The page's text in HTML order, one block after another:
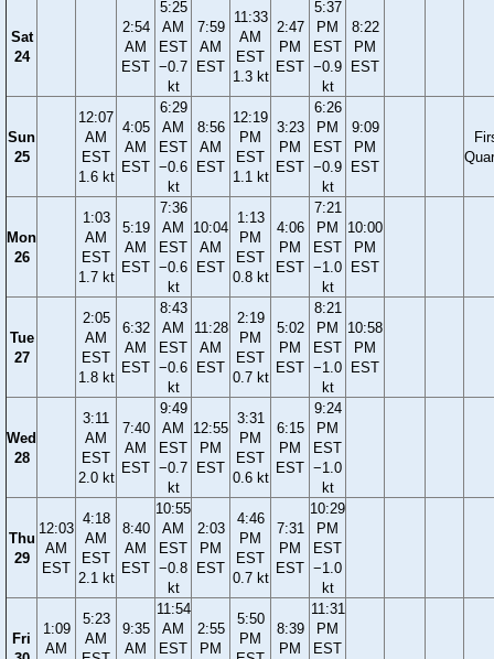
Sat
24
2:54
AM
EST
5:25
AM
EST
−0.7
kt
7:59
AM
EST
11:33
AM
EST
1.3 kt
2:47
PM
EST
5:37
PM
EST
−0.9
kt
8:22
PM
EST
Sun
25
12:07
AM
EST
1.6 kt
4:05
AM
EST
6:29
AM
EST
−0.6
kt
8:56
AM
EST
12:19
PM
EST
1.1 kt
3:23
PM
EST
6:26
PM
EST
−0.9
kt
9:09
PM
EST
Mon
26
1:03
AM
EST
1.7 kt
5:19
AM
EST
7:36
AM
EST
−0.6
kt
10:04
AM
EST
1:13
PM
EST
0.8 kt
4:06
PM
EST
7:21
PM
EST
−1.0
kt
10:00
PM
EST
Tue
27
2:05
AM
EST
1.8 kt
6:32
AM
EST
8:43
AM
EST
−0.6
kt
11:28
AM
EST
2:19
PM
EST
0.7 kt
5:02
PM
EST
8:21
PM
EST
−1.0
kt
10:58
PM
EST
Wed
28
3:11
AM
EST
2.0 kt
7:40
AM
EST
9:49
AM
EST
−0.7
kt
12:55
PM
EST
3:31
PM
EST
0.6 kt
6:15
PM
EST
9:24
PM
EST
−1.0
kt
Thu
29
12:03
AM
EST
4:18
AM
EST
2.1 kt
8:40
AM
EST
10:55
AM
EST
−0.8
kt
2:03
PM
EST
4:46
PM
EST
0.7 kt
7:31
PM
EST
10:29
PM
EST
−1.0
kt
Fri
1:09
AM
5:23
AM
9:35
AM
11:54
AM
EST
2:55
PM
5:50
PM
8:39
PM
11:31
PM
EST